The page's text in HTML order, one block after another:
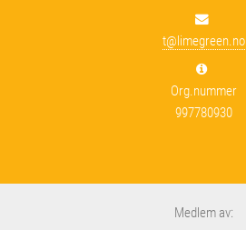
t@limegreen.no
Org.nummer
997780930
Medlem av: